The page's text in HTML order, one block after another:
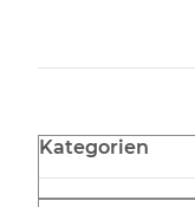
Kategorien